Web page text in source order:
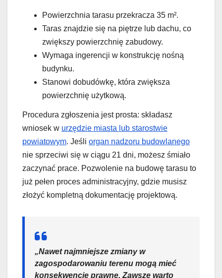
Powierzchnia tarasu przekracza 35 m².
Taras znajdzie się na piętrze lub dachu, co
zwiększy powierzchnię zabudowy.
Wymaga ingerencji w konstrukcję nośną
budynku.
Stanowi dobudówkę, która zwiększa
powierzchnię użytkową.
Procedura zgłoszenia jest prosta: składasz
wniosek w urzędzie miasta lub starostwie
powiatowym. Jeśli organ nadzoru budowlanego
nie sprzeciwi się w ciągu 21 dni, możesz śmiało
zaczynać prace. Pozwolenie na budowę tarasu to
już pełen proces administracyjny, gdzie musisz
złożyć kompletną dokumentację projektową.
„Nawet najmniejsze zmiany w
zagospodarowaniu terenu mogą mieć
konsekwencje prawne. Zawsze warto